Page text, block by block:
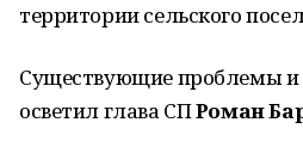
территории сельского
Существующие проблемы и
осветил глава СПРоман